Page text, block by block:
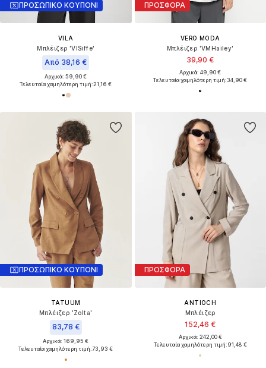
ΠΡΟΣΩΠΙΚΟ ΚΟΥΠΟΝΙ
VILA
Μπλέιζερ 'VISiffe'
Από 38,16 €
Αρχικά: 59,90 €
Τελευταία χαμηλότερη τιμή:21,16 €
ΠΡΟΣΦΟΡΑ
VERO MODA
Μπλέιζερ 'VMHailey'
39,90 €
Αρχικά: 49,90 €
Τελευταία χαμηλότερη τιμή:34,90 €
ΠΡΟΣΩΠΙΚΟ ΚΟΥΠΟΝΙ
TATUUM
Μπλέιζερ 'Zolta'
83,78 €
Αρχικά: 169,95 €
Τελευταία χαμηλότερη τιμή:73,93 €
ΠΡΟΣΦΟΡΑ
ANTIOCH
Μπλέιζερ
152,46 €
Αρχικά: 242,00 €
Τελευταία χαμηλότερη τιμή:91,48 €